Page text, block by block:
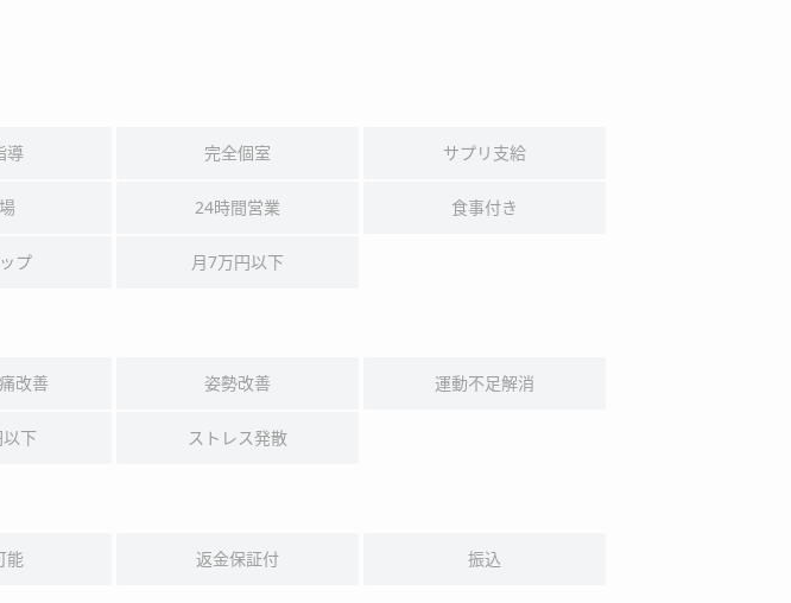
導 完全個室 サプリ支給
24時間営業 食事付き
プ 月7万円以下
改善 姿勢改善 運動不足解消
下 ストレス発散
能 返金保証付 振込